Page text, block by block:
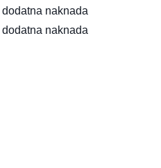
dodatna naknada
dodatna naknada